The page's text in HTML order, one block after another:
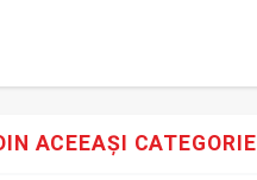
ACEEAȘI CATEGORIE